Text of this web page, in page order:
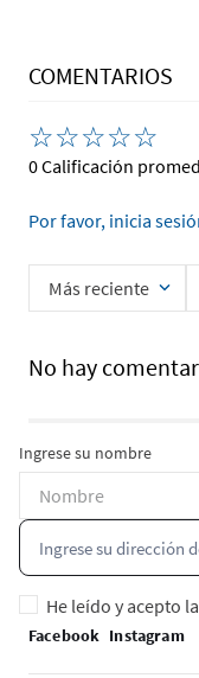
COMENTARIOS
☆☆☆☆☆
0 Calificación
Por favor, inicia
Más reciente
No hay
Ingrese su nombre
He leído y acepto la